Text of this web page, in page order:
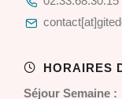
HORAIRES
Séjour Semaine :